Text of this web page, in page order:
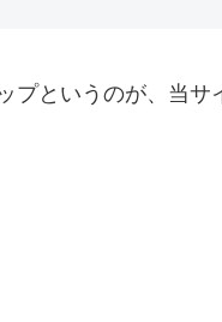
プというのが、当サ